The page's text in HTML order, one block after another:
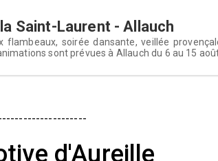
Saint-Laurent - Allauch
flambeaux, soirée dansante, veillée
sont prévues à Allauch du 6 au 15
d'Aureille